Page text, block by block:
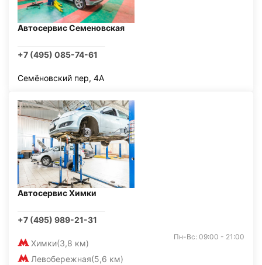
Автосервис Семеновская
+7 (495) 085-74-61
Семёновский пер, 4А
Автосервис Химки
+7 (495) 989-21-31
Химки(3,8 км)
Левобережная(5,6 км)
Пн-Вс: 09:00 - 21:00